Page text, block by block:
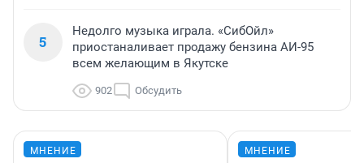
5
Недолго музыка играла. «СибОйл»
приостаналивает продажу бензина АИ-95
всем желающим в Якутске
902 Обсудить
МНЕНИЕ МНЕНИЕ